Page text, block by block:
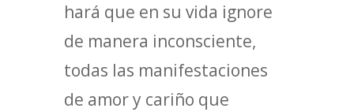
hará que en su vida ignore
de manera inconsciente,
todas las manifestaciones
de amor y cariño que